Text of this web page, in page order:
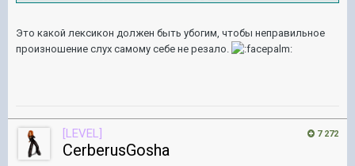
Это какой лексикон должен быть убогим, чтобы неправильное
произношение слух самому себе не резало.
7 272
[LEVEL]
CerberusGosha